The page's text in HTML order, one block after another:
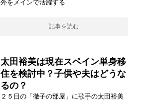
外をメインで活躍する
記事を読む
太田裕美は現在スペイン単身移
住を検討中？子供や夫はどうな
るの？
２５日の「徹子の部屋」に歌手の太田裕美